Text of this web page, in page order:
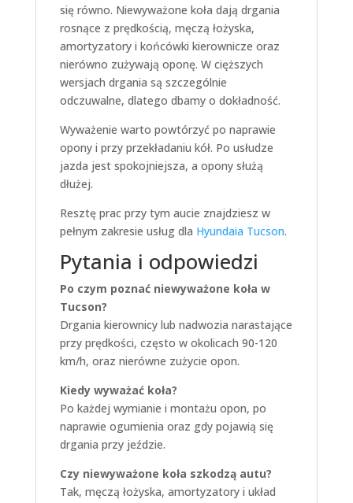
się równo. Niewyważone koła dają drgania
rosnące z prędkością, męczą łożyska,
amortyzatory i końcówki kierownicze oraz
nierówno zużywają oponę. W cięższych
wersjach drgania są szczególnie
odczuwalne, dlatego dbamy o dokładność.
Wyważenie warto powtórzyć po naprawie
opony i przy przekładaniu kół. Po usłudze
jazda jest spokojniejsza, a opony służą
dłużej.
Resztę prac przy tym aucie znajdziesz w
pełnym zakresie usług dla Hyundaia Tucson.
Pytania i odpowiedzi
Po czym poznać niewyważone koła w
Tucson?
Drgania kierownicy lub nadwozia narastające
przy prędkości, często w okolicach 90-120
km/h, oraz nierówne zużycie opon.
Kiedy wyważać koła?
Po każdej wymianie i montażu opon, po
naprawie ogumienia oraz gdy pojawią się
drgania przy jeździe.
Czy niewyważone koła szkodzą autu?
Tak, męczą łożyska, amortyzatory i układ